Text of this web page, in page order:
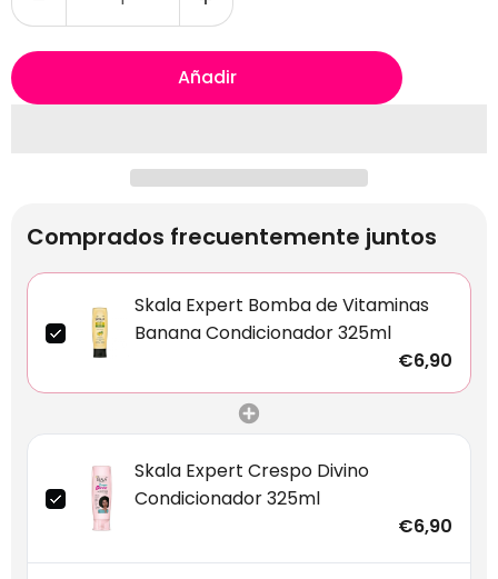
Añadir
Comprados frecuentemente juntos
Skala Expert Bomba de Vitaminas
Banana Condicionador 325ml
€6,90
Skala Expert Crespo Divino
Condicionador 325ml
€6,90